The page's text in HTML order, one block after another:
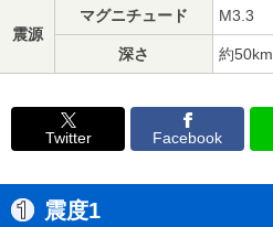
震源
マグニチュード M3.3
深さ 約50km
Twitter Facebook
震度1